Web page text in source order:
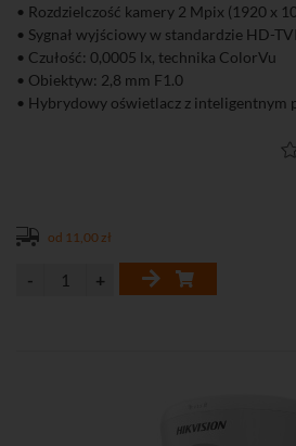
• Rozdzielczość kamery 2 Mpix (1920 x
• Sygnał wyjściowy w standardzie HD-
• Czułość: 0,0005 lx, technika ColorVu
• Obiektyw: 2,8 mm F1.0
• Hybrydowy oświetlacz z inteligentnym
• Wbudowany mikrofon - przesyłanie
od 11,00 zł